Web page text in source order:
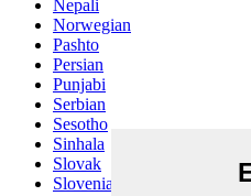
Nepali
Norwegian
Pashto
Persian
Punjabi
Serbian
Sesotho
Sinhala
Slovak
Slovenian